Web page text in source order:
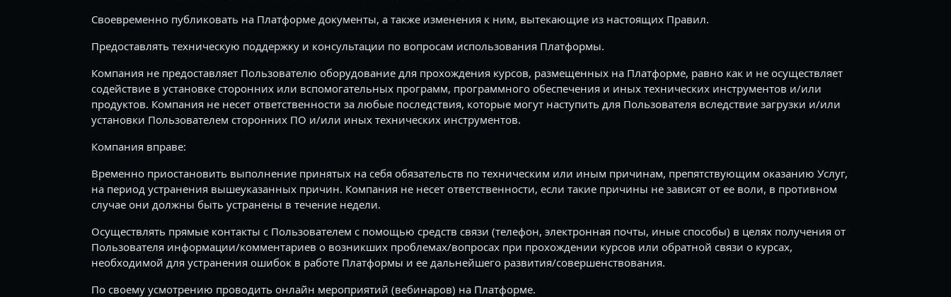
Своевременно публиковать на Платформе документы, а также изменения к ним, вытекающие из настоящих Правил.
Предоставлять техническую поддержку и консультации по вопросам использования Платформы.
Компания не предоставляет Пользователю оборудование для прохождения курсов, размещенных на Платформе, равно как и не осуществляет
содействие в установке сторонних или вспомогательных программ, программного обеспечения и иных технических инструментов и/или
продуктов. Компания не несет ответственности за любые последствия, которые могут наступить для Пользователя вследствие загрузки и/или
установки Пользователем сторонних ПО и/или иных технических инструментов.
Компания вправе:
Временно приостановить выполнение принятых на себя обязательств по техническим или иным причинам, препятствующим оказанию Услуг,
на период устранения вышеуказанных причин. Компания не несет ответственности, если такие причины не зависят от ее воли, в противном
случае они должны быть устранены в течение недели.
Осуществлять прямые контакты с Пользователем с помощью средств связи (телефон, электронная почты, иные способы) в целях получения от
Пользователя информации/комментариев о возникших проблемах/вопросах при прохождении курсов или обратной связи о курсах,
необходимой для устранения ошибок в работе Платформы и ее дальнейшего развития/совершенствования.
По своему усмотрению проводить онлайн мероприятий (вебинаров) на Платформе.